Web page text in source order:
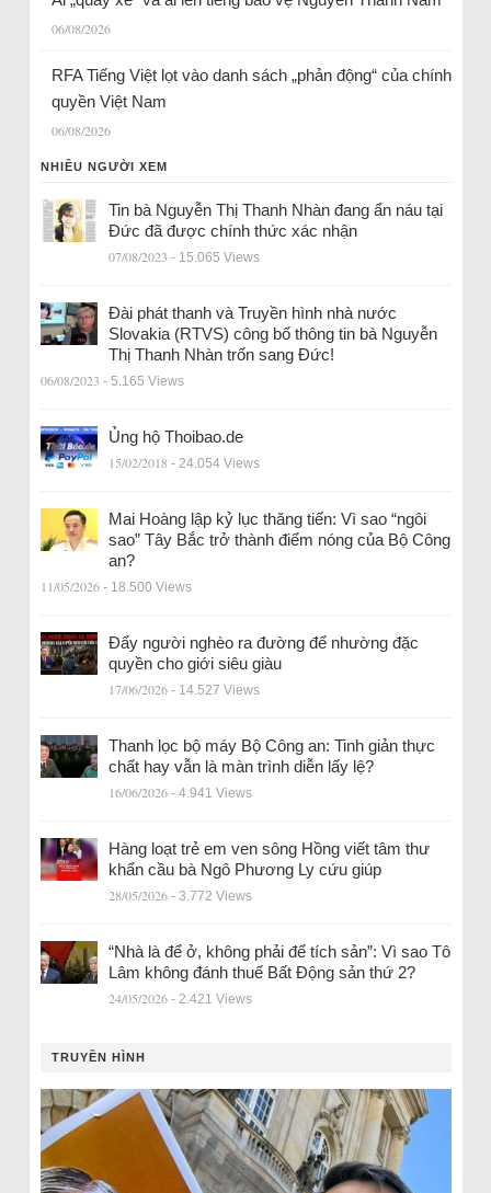
06/08/2026
RFA Tiếng Việt lọt vào danh sách „phản động“ của chính
quyền Việt Nam
06/08/2026
NHIỀU NGƯỜI XEM
Tin bà Nguyễn Thị Thanh Nhàn đang ẩn náu tại
Đức đã được chính thức xác nhận
07/08/2023 - 15.065 Views
Đài phát thanh và Truyền hình nhà nước
Slovakia (RTVS) công bố thông tin bà Nguyễn
Thị Thanh Nhàn trốn sang Đức!
06/08/2023 - 5.165 Views
Ủng hộ Thoibao.de
15/02/2018 - 24.054 Views
Mai Hoàng lập kỷ lục thăng tiến: Vì sao “ngôi
sao” Tây Bắc trở thành điểm nóng của Bộ Công
an?
11/05/2026 - 18.500 Views
Đẩy người nghèo ra đường để nhường đặc
quyền cho giới siêu giàu
17/06/2026 - 14.527 Views
Thanh lọc bộ máy Bộ Công an: Tinh giản thực
chất hay vẫn là màn trình diễn lấy lệ?
16/06/2026 - 4.941 Views
Hàng loạt trẻ em ven sông Hồng viết tâm thư
khẩn cầu bà Ngô Phương Ly cứu giúp
28/05/2026 - 3.772 Views
“Nhà là để ở, không phải để tích sản”: Vì sao Tô
Lâm không đánh thuế Bất Động sản thứ 2?
24/05/2026 - 2.421 Views
TRUYỀN HÌNH